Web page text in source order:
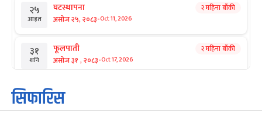
२५
आइत
घटस्थापना
असोज २५, २०८३-Oct 11, 2026
२ महिना बाँकी
३१
शनि
फूलपाती
असोज ३१ , २०८३-Oct 17, 2026
२ महिना बाँकी
१
आइत
कार्तिक सङ्क्रान्ति
कार्तिक १, २०८३
सिफारिस